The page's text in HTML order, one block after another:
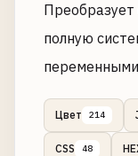
Преобразует
полную
Цвет 214
CSS 48